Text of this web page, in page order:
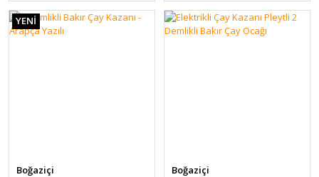
YENİ
Boğaziçi
Boğaziçi